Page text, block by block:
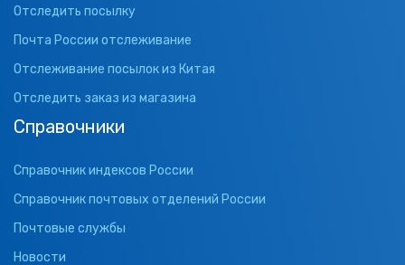
Отследить посылку
Почта России отслеживание
Отслеживание посылок из Китая
Отследить заказ из магазина
Справочники
Справочник индексов России
Справочник почтовых отделений России
Почтовые службы
Новости